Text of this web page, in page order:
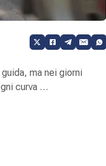
ma nei giorni
curva …